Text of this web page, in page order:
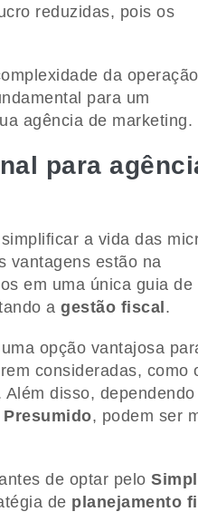
reduzidas, pois os
da
para um
agência de marketing.
para
a vida das
vantagens estão na
em uma única guia de
a gestão fiscal .
opção vantajosa
consideradas, como
disso,
, podem ser
de optar pelo
de planejamento